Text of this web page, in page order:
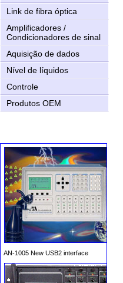
Link de fibra óptica
Amplificadores /
Condicionadores de sinal
Aquisição de dados
Nível de líquidos
Controle
Produtos OEM
AN-2000 Upgrading
AN-1005 New USB2 interface